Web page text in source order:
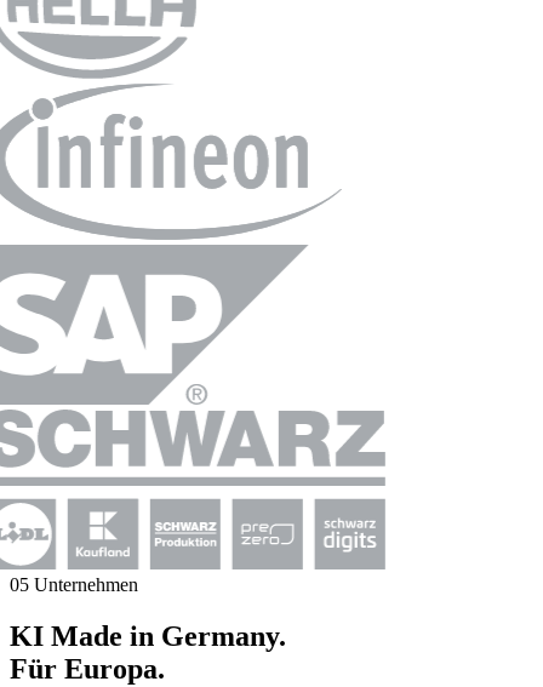
05 Unternehmen
KI Made in Germany.
Für Europa.